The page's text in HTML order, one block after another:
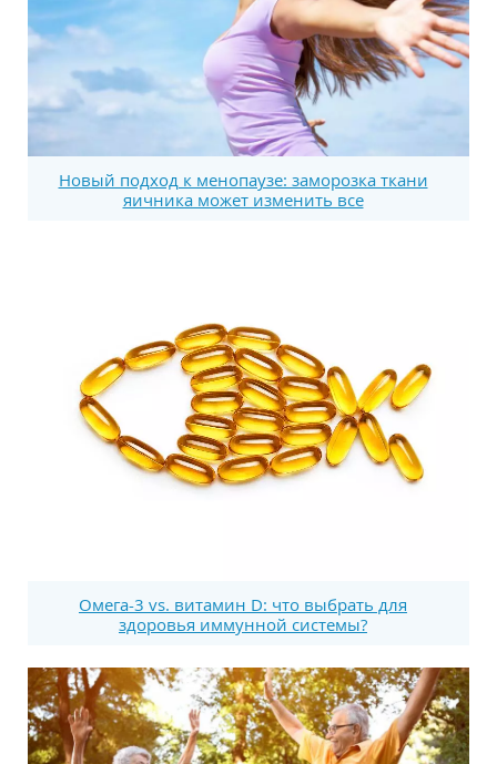
Новый подход к менопаузе: заморозка ткани
яичника может изменить все
Омега-3 vs. витамин D: что выбрать для
здоровья иммунной системы?